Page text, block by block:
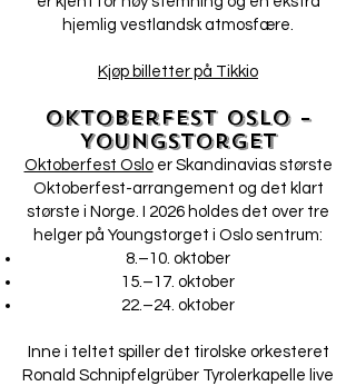
hjemlig vestlandsk atmosfære.
Kjøp billetter på Tikkio
Oktoberfest Oslo –
Youngstorget
Oktoberfest Osloer Skandinavias største
Oktoberfest-arrangement og det klart
største i Norge. I 2026 holdes det over tre
helger på Youngstorget i Oslo sentrum:
8.–10. oktober
15.–17. oktober
22.–24. oktober
Inne i teltet spiller det tirolske orkesteret
Ronald Schnipfelgrüber Tyrolerkapelle live